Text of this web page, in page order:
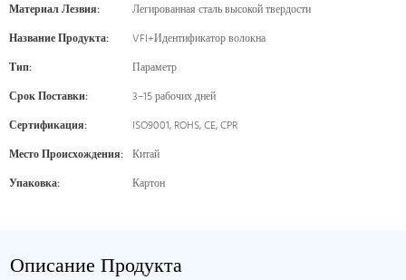
Материал Лезвия:
Легированная сталь высокой твердости
Название Продукта:
VFI+Идентификатор волокна
Тип:
Параметр
Срок Поставки:
3–15 рабочих дней
Сертификация:
ISO9001, ROHS, CE, CPR
Место Происхождения: Китай
Упаковка:
Картон
Описание Продукта